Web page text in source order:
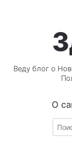
Веду блог о
О
Search
for: